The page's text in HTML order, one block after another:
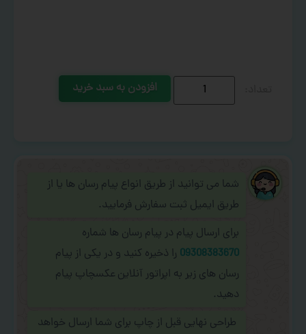
افزودن به سبد خرید
شما می توانید از طریق انواع پیام رسان ها یا از
طریق ایمیل ثبت سفارش فرمایید.
برای ارسال پیام در پیام رسان ها شماره
09308383670 را ذخیره کنید و در یکی از پیام
رسان های زیر به اپراتور آنلاین عکسچاپ پیام
دهید.
طراحی نهایی قبل از چاپ برای شما ارسال خواهد